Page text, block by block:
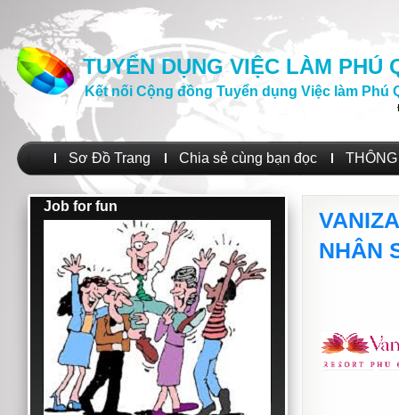
TUYỂN DỤNG VIỆC LÀM PHÚ
Kết nối Cộng đồng Tuyển dụng Việc làm Phú
Sơ Đồ Trang Chia sẻ cùng bạn đọc
Job for fun
NHÂN